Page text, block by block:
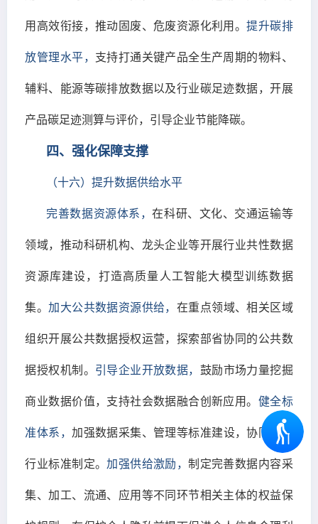
用高效衔接，推动固废、危废资源化利用。提升碳排
放管理水平， 支持打通关键产品全生产周期的物料、
辅料、能源等碳排放数据以及行业碳足迹数据，开展
产品碳足迹测算与评价，引导企业节能降碳。
四、强化保障支撑
（十六）提升数据供给水平
完善数据资源体系，在科研、文化、交通运输等
领域，推动科研机构、龙头企业等开展行业共性数据
资源库建设，打造高质量人工智能大模型训练数据
集。加大公共数据资源供给， 在重点领域、相关区域
组织开展公共数据授权运营，探索部省协同的公共数
据授权机制。 引导企业开放数据， 鼓励市场力量挖掘
商业数据价值，支持社会数据融合创新应用。 健全标
准体系，加强数据采集、管理等标准建设，协同推进
行业标准制定。加强供给激励，制定完善数据内容采
集、加工、流通、应用等不同环节相关主体的权益保